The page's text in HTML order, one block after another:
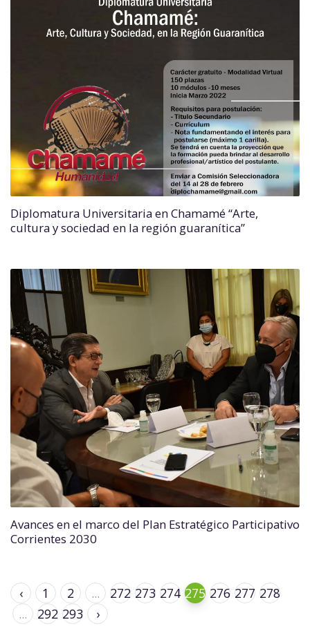
Diplomatura Universitaria en Chamamé “Arte,
cultura y sociedad en la región guaranítica”
Avances en el marco del Plan Estratégico Participativo
Corrientes 2030
‹ 1 2 ... 272 273 274 275 276 277 278
...
292 293 ›